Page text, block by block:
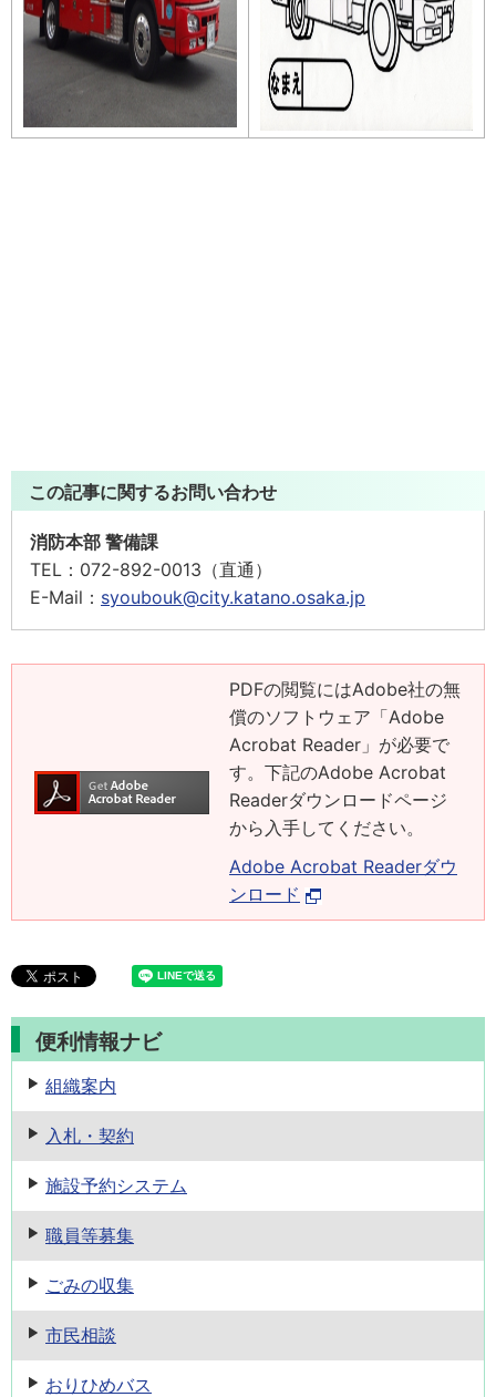
この記事に関するお問い合わせ
消防本部 警備課
TEL： 072-892-0013（直通）
E-Mail： syoubouk@city.katano.osaka.jp
PDFの閲覧にはAdobe社の無
償のソフトウェア「Adobe
Acrobat Reader」が必要で
す。下記のAdobe Acrobat
Readerダウンロードページ
から入手してください。
Adobe Acrobat Readerダウ
ンロード
便利情報ナビ
組織案内
入札・契約
施設予約システム
職員等募集
ごみの収集
市民相談
おりひめバス